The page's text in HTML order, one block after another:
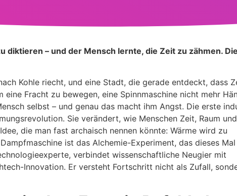
diktieren – und der Mensch lernte, die Zeit zu zähmen.
Kohle riecht, und eine Stadt, die gerade entdeckt, dass
Fracht zu bewegen, eine Spinnmaschine nicht mehr
selbst – und genau das macht ihm Angst. Die erste
Sie verändert, wie Menschen Zeit, Raum
die man fast archaisch nennen könnte: Wärme wird zu
ist das Alchemie-Experiment, das dieses Mal
verbindet wissenschaftliche Neugier mit
Innovation. Er versteht Fortschritt nicht als Zufall,